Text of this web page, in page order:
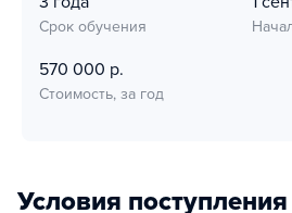
Срок обучения
570 000 р.
Стоимость, за год
Условия поступления